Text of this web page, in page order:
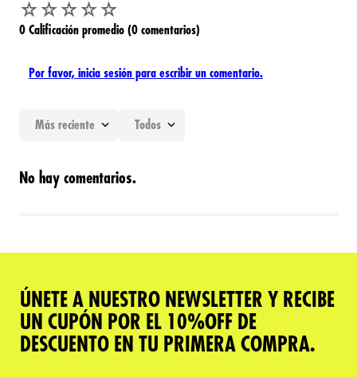
☆☆☆☆☆
0 Calificación promedio (0 comentarios)
Por favor, inicia sesión para escribir un comentario.
Más reciente Todos
No hay comentarios.
ÚNETE A NUESTRO NEWSLETTER Y RECIBE
UN CUPÓN POR EL 10%OFF DE
DESCUENTO EN TU PRIMERA COMPRA.